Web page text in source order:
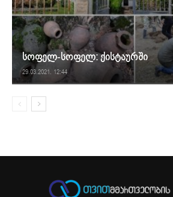
სოფელ-სოფელ: ქისტაურში
29.03.2021. 12:44